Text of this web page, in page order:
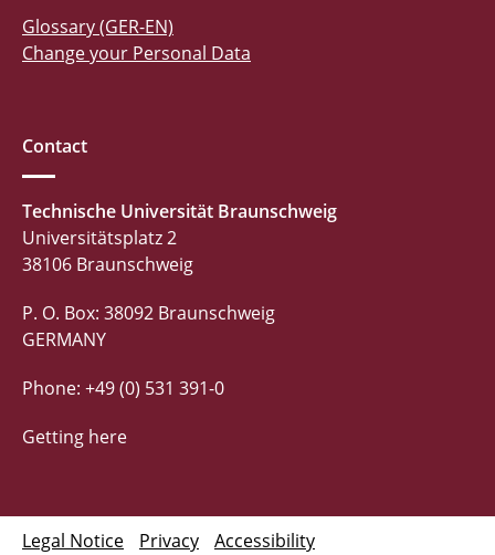
Glossary (GER-EN)
Change your Personal Data
Contact
Technische Universität Braunschweig
Universitätsplatz 2
38106 Braunschweig
P. O. Box: 38092 Braunschweig
GERMANY
Phone: +49 (0) 531 391-0
Getting here
Legal Notice Privacy Accessibility